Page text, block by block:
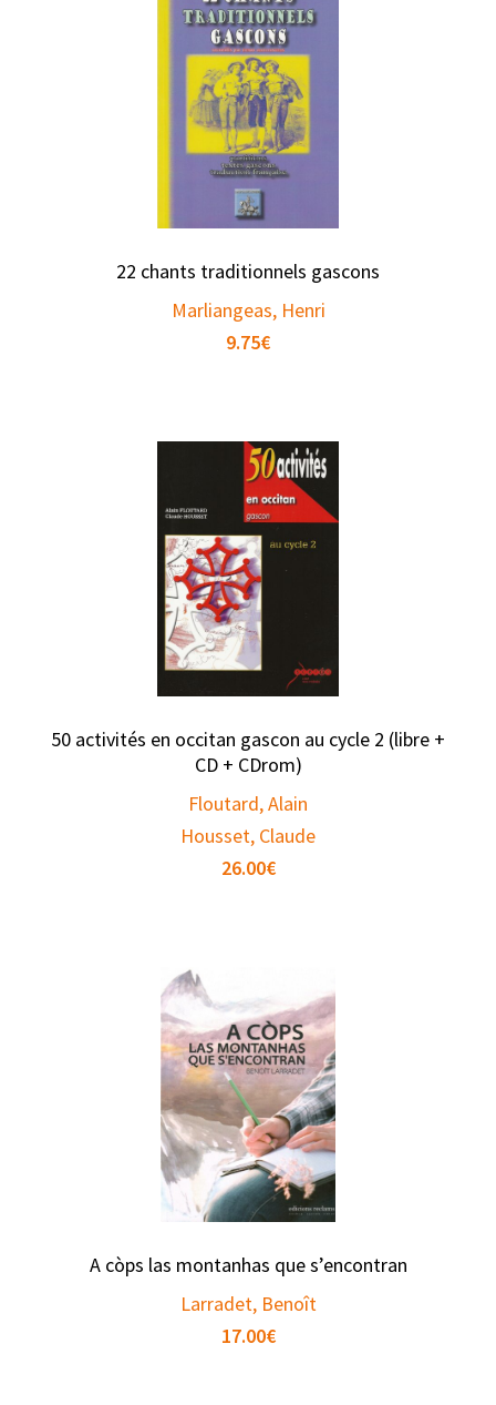
22 chants traditionnels gascons
Marliangeas, Henri
9.75€
50 activités en occitan gascon au cycle 2 (libre +
CD + CDrom)
Floutard, Alain
Housset, Claude
26.00€
A còps las montanhas que s’encontran
Larradet, Benoît
17.00€